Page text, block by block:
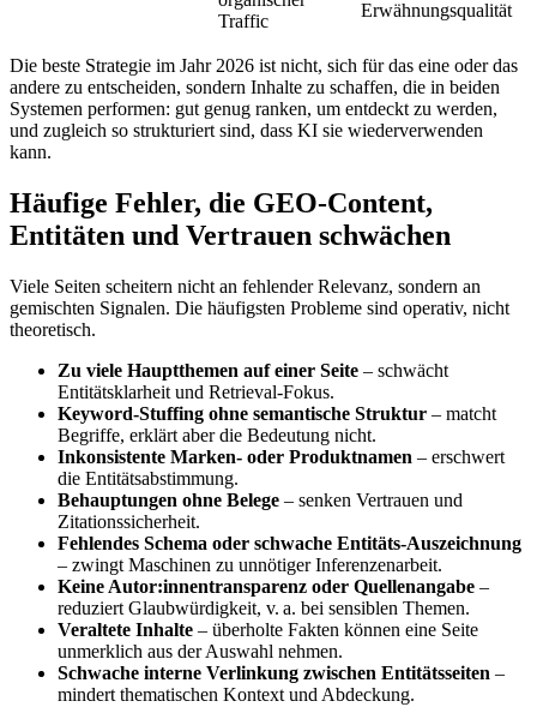
Traffic
Erwähnungsqualität
Die beste Strategie im Jahr 2026 ist nicht, sich für das eine oder das
andere zu entscheiden, sondern Inhalte zu schaffen, die in beiden
Systemen performen: gut genug ranken, um entdeckt zu werden,
und zugleich so strukturiert sind, dass KI sie wiederverwenden
kann.
Häufige Fehler, die GEO‑Content,
Entitäten und Vertrauen schwächen
Viele Seiten scheitern nicht an fehlender Relevanz, sondern an
gemischten Signalen. Die häufigsten Probleme sind operativ, nicht
theoretisch.
Zu viele Hauptthemen auf einer Seite – schwächt
Entitätsklarheit und Retrieval‑Fokus.
Keyword‑Stuffing ohne semantische Struktur – matcht
Begriffe, erklärt aber die Bedeutung nicht.
Inkonsistente Marken‑ oder Produktnamen – erschwert
die Entitätsabstimmung.
Behauptungen ohne Belege – senken Vertrauen und
Zitationssicherheit.
Fehlendes Schema oder schwache Entitäts‑Auszeichnung
– zwingt Maschinen zu unnötiger Inferenzenarbeit.
Keine Autor:innentransparenz oder Quellenangabe –
reduziert Glaubwürdigkeit, v. a. bei sensiblen Themen.
Veraltete Inhalte – überholte Fakten können eine Seite
unmerklich aus der Auswahl nehmen.
Schwache interne Verlinkung zwischen Entitätsseiten –
mindert thematischen Kontext und Abdeckung.